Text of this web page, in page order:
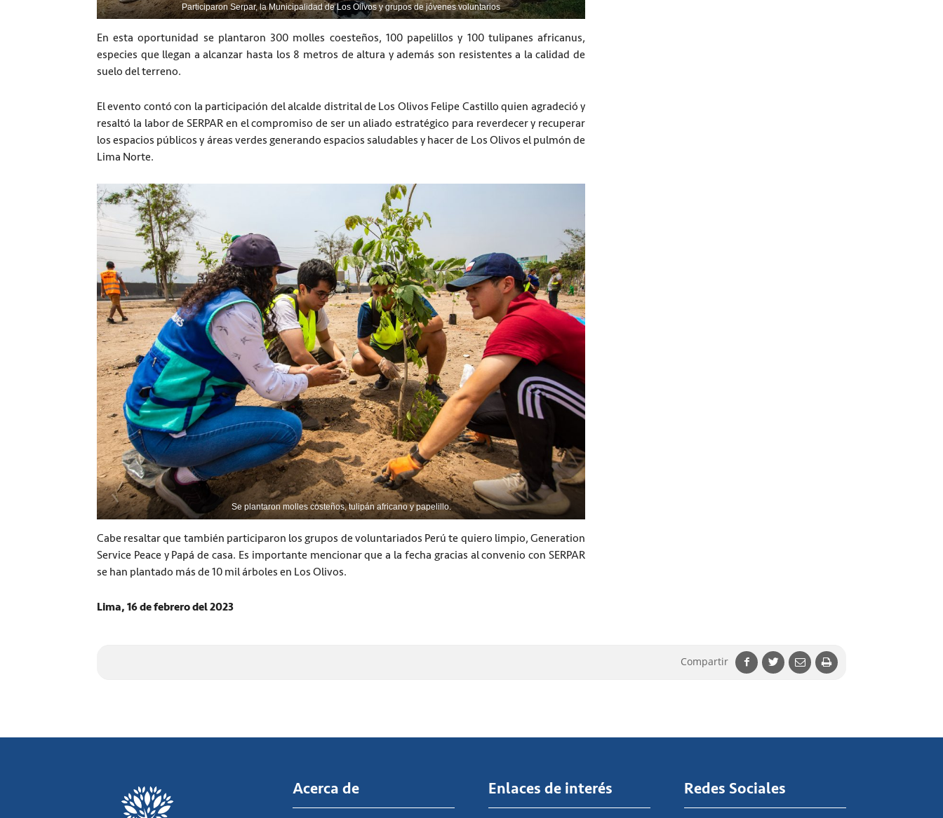
Participaron Serpar, la Municipalidad de Los Olivos y grupos de jóvenes voluntarios
En esta oportunidad se plantaron 300 molles coesteños, 100 papelillos y 100 tulipanes africanus,
especies que llegan a alcanzar hasta los 8 metros de altura y además son resistentes a la calidad de
suelo del terreno.
El evento contó con la participación del alcalde distrital de Los Olivos Felipe Castillo quien agradeció y
resaltó la labor de SERPAR en el compromiso de ser un aliado estratégico para reverdecer y recuperar
los espacios públicos y áreas verdes generando espacios saludables y hacer de Los Olivos el pulmón de
Lima Norte.
Se plantaron molles costeños, tulipán africano y papelillo.
Cabe resaltar que también participaron los grupos de voluntariados Perú te quiero limpio, Generation
Service Peace y Papá de casa. Es importante mencionar que a la fecha gracias al convenio con SERPAR
se han plantado más de 10 mil árboles en Los Olivos.
Lima, 16 de febrero del 2023
Compartir
Acerca de Enlaces de interés Redes Sociales